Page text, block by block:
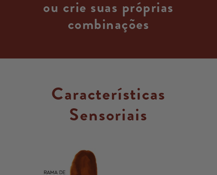
ou crie suas próprias
combinações
Características
Sensoriais